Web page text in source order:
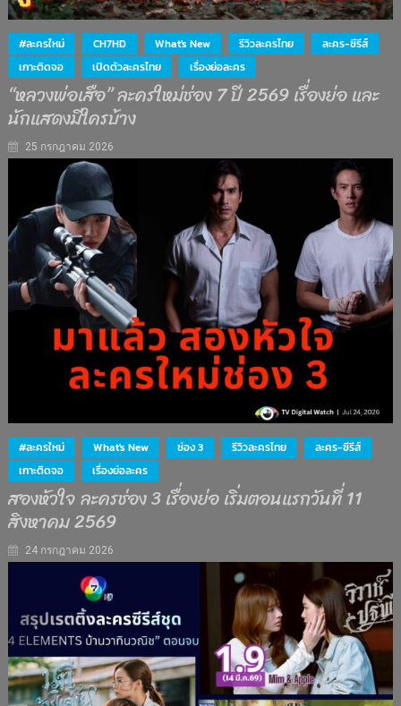
#ละครใหม่ CH7HD What's New รีวิวละครไทย
ละคร-ซีรีส์
เกาะติดจอ
เปิดตัวละครไทย เรื่องย่อละคร
“หลวงพ่อเสือ” ละครใหม่ช่อง 7 ปี 2569 เรื่องย่อ และ
นักแสดงมีใครบ้าง
25 กรกฎาคม 2026
#ละครใหม่ What's New ช่อง 3 รีวิวละครไทย
ละคร-ซีรีส์
เกาะติดจอ
เรื่องย่อละคร
สองหัวใจ ละครช่อง 3 เรื่องย่อ เริ่มตอนแรกวันที่ 11
สิงหาคม 2569
24 กรกฎาคม 2026